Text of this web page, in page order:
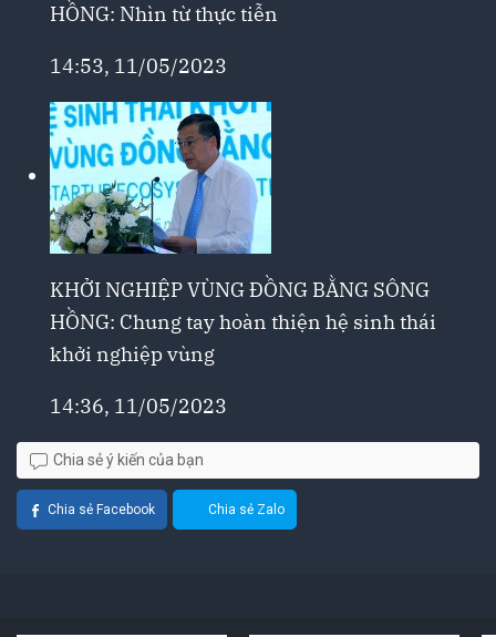
HỒNG: Nhìn từ thực tiễn
14:53, 11/05/2023
KHỞI NGHIỆP VÙNG ĐỒNG BẰNG SÔNG
HỒNG: Chung tay hoàn thiện hệ sinh thái
khởi nghiệp vùng
14:36, 11/05/2023
Chia sẻ ý kiến của bạn
Chia sẻ Facebook Chia sẻ Zalo